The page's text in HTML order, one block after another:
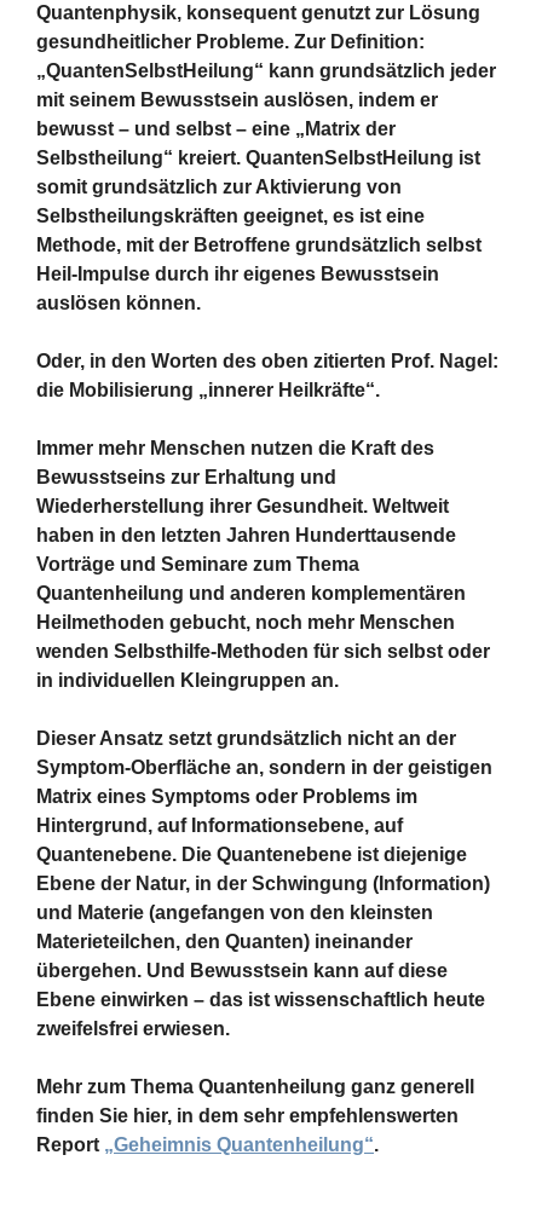
Quantenphysik, konsequent genutzt zur Lösung
gesundheitlicher Probleme. Zur Definition:
„QuantenSelbstHeilung“ kann grundsätzlich jeder
mit seinem Bewusstsein auslösen, indem er
bewusst – und selbst – eine „Matrix der
Selbstheilung“ kreiert. QuantenSelbstHeilung ist
somit grundsätzlich zur Aktivierung von
Selbstheilungskräften geeignet, es ist eine
Methode, mit der Betroffene grundsätzlich selbst
Heil-Impulse durch ihr eigenes Bewusstsein
auslösen können.
Oder, in den Worten des oben zitierten Prof. Nagel:
die Mobilisierung „innerer Heilkräfte“.
Immer mehr Menschen nutzen die Kraft des
Bewusstseins zur Erhaltung und
Wiederherstellung ihrer Gesundheit. Weltweit
haben in den letzten Jahren Hunderttausende
Vorträge und Seminare zum Thema
Quantenheilung und anderen komplementären
Heilmethoden gebucht, noch mehr Menschen
wenden Selbsthilfe-Methoden für sich selbst oder
in individuellen Kleingruppen an.
Dieser Ansatz setzt grundsätzlich nicht an der
Symptom-Oberfläche an, sondern in der geistigen
Matrix eines Symptoms oder Problems im
Hintergrund, auf Informationsebene, auf
Quantenebene. Die Quantenebene ist diejenige
Ebene der Natur, in der Schwingung (Information)
und Materie (angefangen von den kleinsten
Materieteilchen, den Quanten) ineinander
übergehen. Und Bewusstsein kann auf diese
Ebene einwirken – das ist wissenschaftlich heute
zweifelsfrei erwiesen.
Mehr zum Thema Quantenheilung ganz generell
finden Sie hier, in dem sehr empfehlenswerten
Report „Geheimnis Quantenheilung“.